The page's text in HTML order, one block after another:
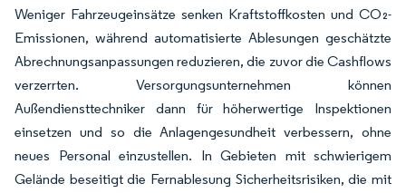
Weniger Fahrzeugeinsätze senken Kraftstoffkosten und CO₂-
Emissionen, während automatisierte Ablesungen geschätzte
Abrechnungsanpassungen reduzieren, die zuvor die Cashflows
verzerrten. Versorgungsunternehmen können
Außendiensttechniker dann für höherwertige Inspektionen
einsetzen und so die Anlagengesundheit verbessern, ohne
neues Personal einzustellen. In Gebieten mit schwierigem
Gelände beseitigt die Fernablesung Sicherheitsrisiken, die mit